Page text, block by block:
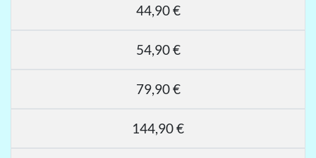
44,90 €
54,90 €
79,90 €
144,90 €